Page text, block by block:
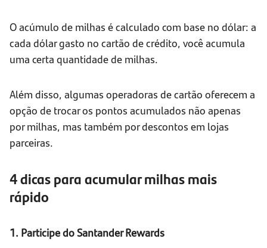
O acúmulo de milhas é calculado com base no dólar: a
cada dólar gasto no cartão de crédito, você acumula
uma certa quantidade de milhas.
Além disso, algumas operadoras de cartão oferecem a
opção de trocar os pontos acumulados não apenas
por milhas, mas também por descontos em lojas
parceiras.
4 dicas para acumular milhas mais
rápido
1. Participe do Santander Rewards